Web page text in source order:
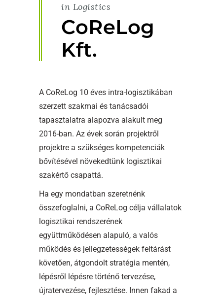
in Logistics
CoReLog
Kft.
A CoReLog 10 éves intra-logisztikában
szerzett szakmai és tanácsadói
tapasztalatra alapozva alakult meg
2016-ban. Az évek során projektről
projektre a szükséges kompetenciák
bővítésével növekedtünk logisztikai
szakértő csapattá.
Ha egy mondatban szeretnénk
összefoglalni, a CoReLog célja vállalatok
logisztikai rendszerének
együttműködésen alapuló, a valós
működés és jellegzetességek feltárást
követően, átgondolt stratégia mentén,
lépésről lépésre történő tervezése,
újratervezése, fejlesztése. Innen fakad a